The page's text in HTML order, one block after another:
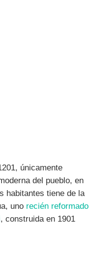
únicamente
del pueblo, en
habitantes tiene de la
uno recién reformado
, construida en 1901